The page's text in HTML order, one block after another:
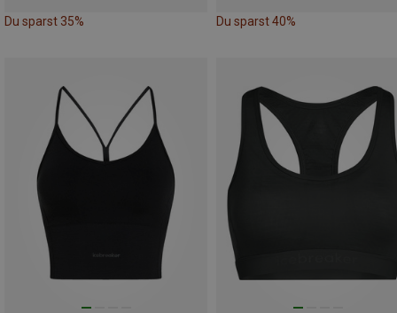
Du sparst 35% Du sparst 40%